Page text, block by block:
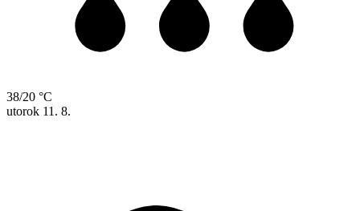
38/20 °C
utorok 11. 8.